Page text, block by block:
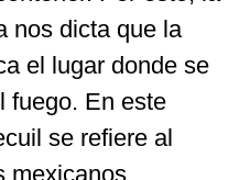
nos dicta que la
el lugar donde se
fuego. En este
se refiere al
mexicanos